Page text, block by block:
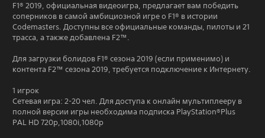
F1® 2019, официальная видеоигра, предлагает вам победить
соперников в самой амбициозной игре о F1® в истории
Codemasters. Доступны все официальные команды, пилоты и 21
трасса, а также добавлена F2™.
Для загрузки болидов F1® сезона 2019 (если применимо) и
контента F2™ сезона 2019, требуется подключение к Интернету.
1 игрок
Сетевая игра: 2-20 чел. Для доступа к онлайн мультиплееру в
полной версии игры необходима подписка PlayStation®Plus
PAL HD 720p,1080i,1080p